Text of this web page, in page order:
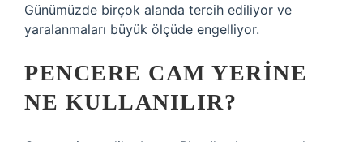
Günümüzde birçok alanda tercih ediliyor ve
yaralanmaları büyük ölçüde engelliyor.
PENCERE CAM YERINE
NE KULLANILIR?